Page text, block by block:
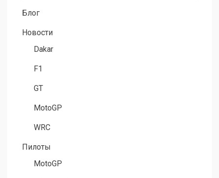
Блог
Новости
Dakar
F1
GT
MotoGP
WRC
Пилоты
MotoGP